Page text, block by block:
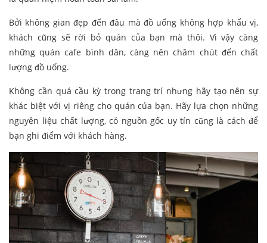
Bởi không gian đẹp đến đâu mà đồ uống không hợp khẩu vị,
khách cũng sẽ rời bỏ quán của bạn mà thôi. Vì vậy càng
những quán cafe bình dân, càng nên chăm chút đến chất
lượng đồ uống.
Không cần quá cầu kỳ trong trang trí nhưng hãy tạo nên sự
khác biệt với vị riêng cho quán của bạn. Hãy lựa chọn những
nguyên liệu chất lượng, có nguồn gốc uy tín cũng là cách để
bạn ghi điểm với khách hàng.